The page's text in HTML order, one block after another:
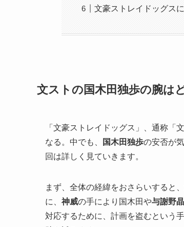
文豪ストレイドッグス
文ストの国木田独歩の腕は
「文豪ストレイドッグス」、通称「
なる。中でも、
国木田独歩の安否が
回は詳しく見ていきます。
まず、全体の経緯をおさらいすると、
に、 神威の手により国木田や与謝野
対応するために、計画を盗むという